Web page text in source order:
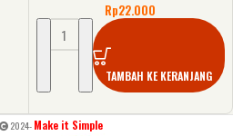
Rp22.000
TAMBAH KE KERANJANG
2024- Make it Simple